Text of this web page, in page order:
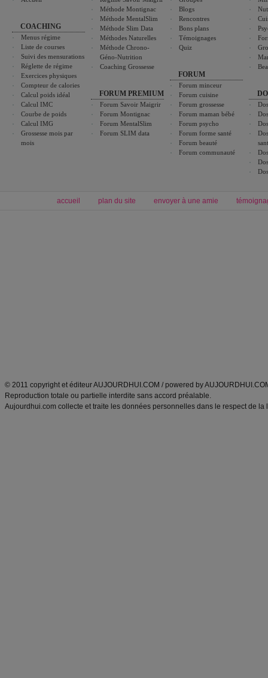
COACHING
Menus régime
Liste de courses
Suivi des mensurations
Réglette de régime
Exercices physiques
Compteur de calories
Calcul poids idéal
Calcul IMC
Courbe de poids
Calcul IMG
Grossesse mois par
mois
Méthode Montignac
Méthode MentalSlim
Méthode Slim Data
Méthodes Naturelles
Méthode Chrono-
Géno-Nutrition
Coaching Grossesse
FORUM PREMIUM
Forum Savoir Maigrir
Forum Montignac
Forum MentalSlim
Forum SLIM data
Blogs
Rencontres
Bons plans
Témoignages
Quiz
FORUM
Forum minceur
Forum cuisine
Forum grossesse
Forum maman bébé
Forum psycho
Forum forme santé
Forum beauté
Forum communauté
accueil plan du site envoyer à une amie
© 2011 copyright et éditeur AUJOURDHUI.COM / powered by
Reproduction totale ou partielle interdite sans accord préalable.
Aujourdhui.com collecte et traite les données personnelles dans le respect de